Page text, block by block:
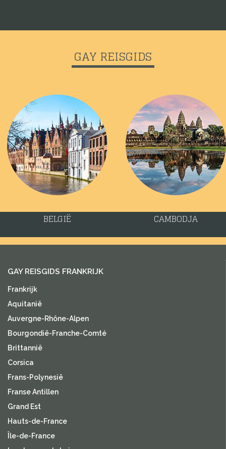
GAY REISGIDS
BELGIË CAMBODJA
GAY REISGIDS FRANKRIJK
Frankrijk
Aquitanië
Auvergne-Rhône-Alpen
Bourgondië-Franche-Comté
Brittannië
Corsica
Frans-Polynesië
Franse Antillen
Grand Est
Hauts-de-France
Île-de-France